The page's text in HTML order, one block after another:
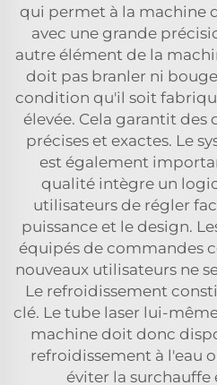
qui permet à la machine
avec une grande
autre élément de la
doit pas branler ni
condition qu'il soit
élevée. Cela garantit des
précises et exactes. Le
est également
qualité intègre un
utilisateurs de régler
puissance et le design.
équipés de commandes
nouveaux utilisateurs ne
Le refroidissement
clé. Le tube laser lui-
machine doit donc
refroidissement à l'eau
éviter la surchauffe